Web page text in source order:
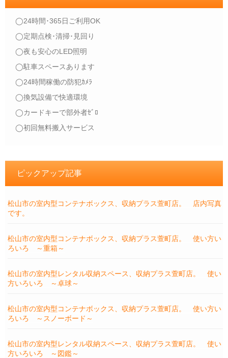
◯24時間･365日ご利用OK
◯定期点検･清掃･見回り
◯夜も安心のLED照明
◯駐車スペースあります
◯24時間稼働の防犯ｶﾒﾗ
◯換気設備で快適環境
◯カードキーで部外者ｾﾞﾛ
◯初回無料搬入サービス
ピックアップ記事
松山市の室内型コンテナボックス、収納プラス萱町店。 店内写真
です。
松山市の室内型コンテナボックス、収納プラス萱町店。 使い方い
ろいろ ～重箱～
松山市の室内型レンタル収納スペース、収納プラス萱町店。 使い
方いろいろ ～卓球～
松山市の室内型コンテナボックス、収納プラス萱町店。 使い方い
ろいろ ～スノーボード～
松山市の室内型レンタル収納スペース、収納プラス萱町店。 使い
方いろいろ ～図鑑～